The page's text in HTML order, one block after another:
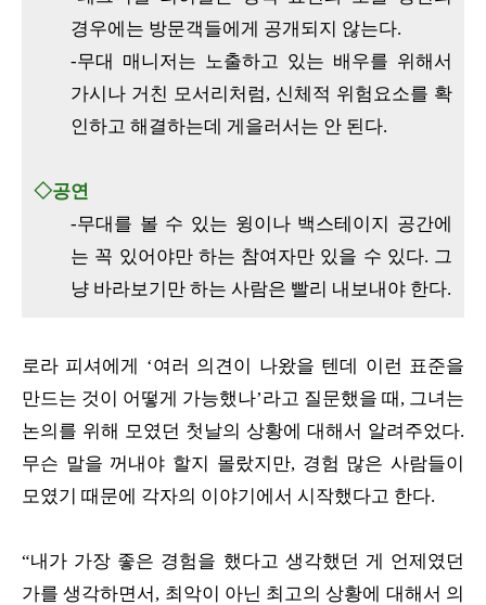
경우에는 방문객들에게 공개되지 않는다.
-무대 매니저는 노출하고 있는 배우를 위해서
가시나 거친 모서리처럼, 신체적 위험요소를 확
인하고 해결하는데 게을러서는 안 된다.
◇공연
-무대를 볼 수 있는 윙이나 백스테이지 공간에
는 꼭 있어야만 하는 참여자만 있을 수 있다. 그
냥 바라보기만 하는 사람은 빨리 내보내야 한다.
로라 피셔에게 ‘여러 의견이 나왔을 텐데 이런 표준을
만드는 것이 어떻게 가능했나’라고 질문했을 때, 그녀는
논의를 위해 모였던 첫날의 상황에 대해서 알려주었다.
무슨 말을 꺼내야 할지 몰랐지만, 경험 많은 사람들이
모였기 때문에 각자의 이야기에서 시작했다고 한다.
“내가 가장 좋은 경험을 했다고 생각했던 게 언제였던
가를 생각하면서, 최악이 아닌 최고의 상황에 대해서 의